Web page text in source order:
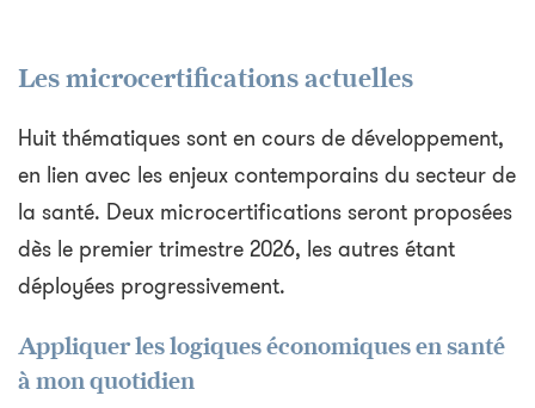
Les microcertifications actuelles
Huit thématiques sont en cours de développement,
en lien avec les enjeux contemporains du secteur de
la santé. Deux microcertifications seront proposées
dès le premier trimestre 2026, les autres étant
déployées progressivement.
Appliquer les logiques économiques en santé
à mon quotidien